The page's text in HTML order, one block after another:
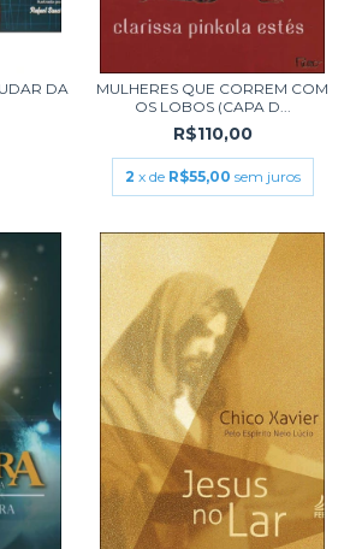
DA
MULHERES QUE CORREM COM
OS LOBOS (CAPA D...
R$110,00
2 x de R$55,00 sem juros